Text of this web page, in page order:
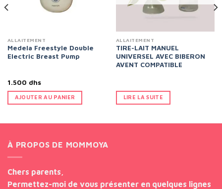
ALLAITEMENT
Medela Freestyle Double
Electric Breast Pump
1.500 dhs
AJOUTER AU PANIER
ALLAITEMENT
TIRE-LAIT MANUEL
UNIVERSEL AVEC BIBERON
AVENT COMPATIBLE
LIRE LA SUITE
À PROPOS DE MOMMOYA
Chers parents,
Permettez-moi de vous présenter en quelques lignes